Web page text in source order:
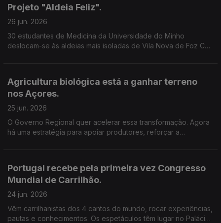
Projeto "Aldeia Feliz".
26 jun. 2026
30 estudantes de Medicina da Universidade do Minho
deslocam-se às aldeias mais isoladas de Vila Nova de Foz Côa
Agricultura biológica está a ganhar terreno
nos Açores.
25 jun. 2026
O Governo Regional quer acelerar essa transformação. Agora
há uma estratégia para apoiar produtores, reforçar a
Portugal recebe pela primeira vez Congresso
Mundial de Carrilhão.
24 jun. 2026
Vêm carrilhanistas dos 4 cantos do mundo, rocar experiências,
pautas e conhecimentos. Os espetáculos têm lugar no Palácio